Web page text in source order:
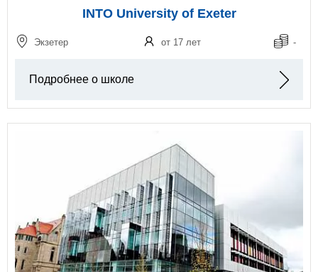
INTO University of Exeter
Экзетер от 17 лет -
Подробнее о школе